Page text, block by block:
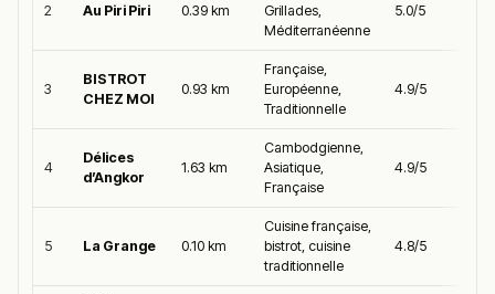
2 Au Piri Piri 0.39 km
Grillades,
Méditerranéenne
5.0/5
3
BISTROT
CHEZ MOI
0.93 km
Française,
Européenne,
Traditionnelle
4.9/5
4
Délices
d’Angkor
1.63 km
Cambodgienne,
Asiatique,
Française
4.9/5
5 La Grange 0.10 km
Cuisine française,
bistrot, cuisine
traditionnelle
4.8/5